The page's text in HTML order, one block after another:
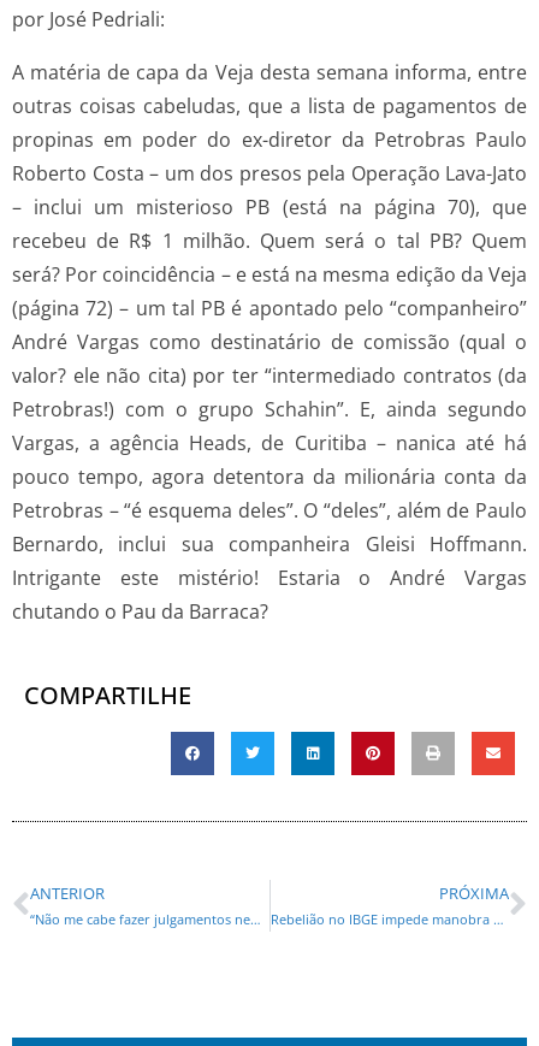
por José Pedriali:
A matéria de capa da Veja desta semana informa, entre
outras coisas cabeludas, que a lista de pagamentos de
propinas em poder do ex-diretor da Petrobras Paulo
Roberto Costa – um dos presos pela Operação Lava-Jato
– inclui um misterioso PB (está na página 70), que
recebeu de R$ 1 milhão. Quem será o tal PB? Quem
será? Por coincidência – e está na mesma edição da Veja
(página 72) – um tal PB é apontado pelo “companheiro”
André Vargas como destinatário de comissão (qual o
valor? ele não cita) por ter “intermediado contratos (da
Petrobras!) com o grupo Schahin”. E, ainda segundo
Vargas, a agência Heads, de Curitiba – nanica até há
pouco tempo, agora detentora da milionária conta da
Petrobras – “é esquema deles”. O “deles”, além de Paulo
Bernardo, inclui sua companheira Gleisi Hoffmann.
Intrigante este mistério! Estaria o André Vargas
chutando o Pau da Barraca?
COMPARTILHE
ANTERIOR
“Não me cabe fazer julgamentos nem condená-lo nem absolvê-lo”,diz Gleisi
PRÓXIMA
Rebelião no IBGE impede manobra de Gleisi para censurar Pnad Contínua